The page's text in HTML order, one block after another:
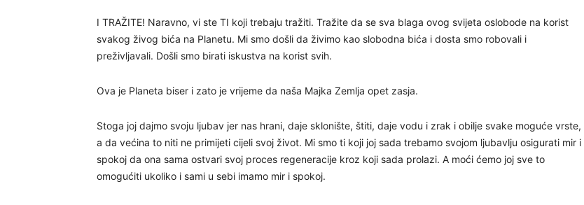
I TRAŽITE! Naravno, vi ste TI koji trebaju tražiti. Tražite da se sva blaga ovog svijeta oslobode na korist
svakog živog bića na Planetu. Mi smo došli da živimo kao slobodna bića i dosta smo robovali i
preživljavali. Došli smo birati iskustva na korist svih.
Ova je Planeta biser i zato je vrijeme da naša Majka Zemlja opet zasja.
Stoga joj dajmo svoju ljubav jer nas hrani, daje sklonište, štiti, daje vodu i zrak i obilje svake moguće vrste,
a da većina to niti ne primijeti cijeli svoj život. Mi smo ti koji joj sada trebamo svojom ljubavlju osigurati mir i
spokoj da ona sama ostvari svoj proces regeneracije kroz koji sada prolazi. A moći ćemo joj sve to
omogućiti ukoliko i sami u sebi imamo mir i spokoj.